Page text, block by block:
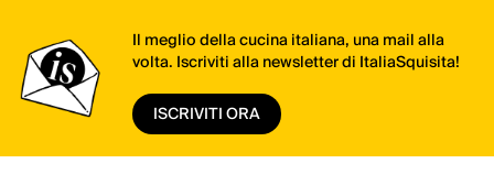
Il meglio della cucina italiana, una mail alla
volta. Iscriviti alla newsletter di ItaliaSquisita!
ISCRIVITI ORA